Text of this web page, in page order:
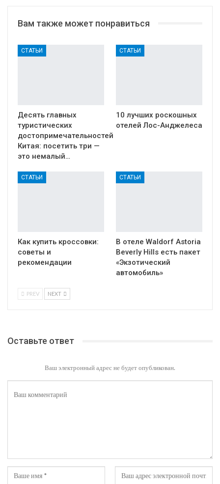
Вам также может понравиться
СТАТЬИ
Десять главных
туристических
достопримечательностей
Китая: посетить три —
это немалый…
СТАТЬИ
10 лучших роскошных
отелей Лос-Анджелеса
СТАТЬИ
Как купить кроссовки:
советы и
рекомендации
СТАТЬИ
В отеле Waldorf Astoria
Beverly Hills есть пакет
«Экзотический
автомобиль»
PREV NEXT
Оставьте ответ
Ваш электронный адрес не будет опубликован.